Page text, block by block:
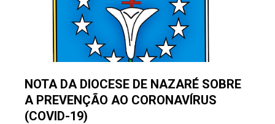
NOTA DA DIOCESE DE NAZARÉ SOBRE
A PREVENÇÃO AO CORONAVÍRUS
(COVID-19)